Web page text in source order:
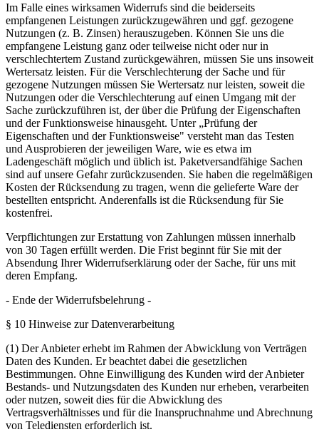
Im Falle eines wirksamen Widerrufs sind die beiderseits
empfangenen Leistungen zurückzugewähren und ggf. gezogene
Nutzungen (z. B. Zinsen) herauszugeben. Können Sie uns die
empfangene Leistung ganz oder teilweise nicht oder nur in
verschlechtertem Zustand zurückgewähren, müssen Sie uns insoweit
Wertersatz leisten. Für die Verschlechterung der Sache und für
gezogene Nutzungen müssen Sie Wertersatz nur leisten, soweit die
Nutzungen oder die Verschlechterung auf einen Umgang mit der
Sache zurückzuführen ist, der über die Prüfung der Eigenschaften
und der Funktionsweise hinausgeht. Unter „Prüfung der
Eigenschaften und der Funktionsweise" versteht man das Testen
und Ausprobieren der jeweiligen Ware, wie es etwa im
Ladengeschäft möglich und üblich ist. Paketversandfähige Sachen
sind auf unsere Gefahr zurückzusenden. Sie haben die regelmäßigen
Kosten der Rücksendung zu tragen, wenn die gelieferte Ware der
bestellten entspricht. Anderenfalls ist die Rücksendung für Sie
kostenfrei.
Verpflichtungen zur Erstattung von Zahlungen müssen innerhalb
von 30 Tagen erfüllt werden. Die Frist beginnt für Sie mit der
Absendung Ihrer Widerrufserklärung oder der Sache, für uns mit
deren Empfang.
- Ende der Widerrufsbelehrung -
§ 10 Hinweise zur Datenverarbeitung
(1) Der Anbieter erhebt im Rahmen der Abwicklung von Verträgen
Daten des Kunden. Er beachtet dabei die gesetzlichen
Bestimmungen. Ohne Einwilligung des Kunden wird der Anbieter
Bestands- und Nutzungsdaten des Kunden nur erheben, verarbeiten
oder nutzen, soweit dies für die Abwicklung des
Vertragsverhältnisses und für die Inanspruchnahme und Abrechnung
von Telediensten erforderlich ist.